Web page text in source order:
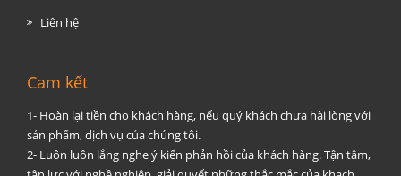
Liên hệ
Cam kết
1- Hoàn lại tiền cho khách hàng, nếu quý khách chưa hài lòng với
sản phẩm, dịch vụ của chúng tôi.
2- Luôn luôn lắng nghe ý kiến phản hồi của khách hàng. Tận tâm,